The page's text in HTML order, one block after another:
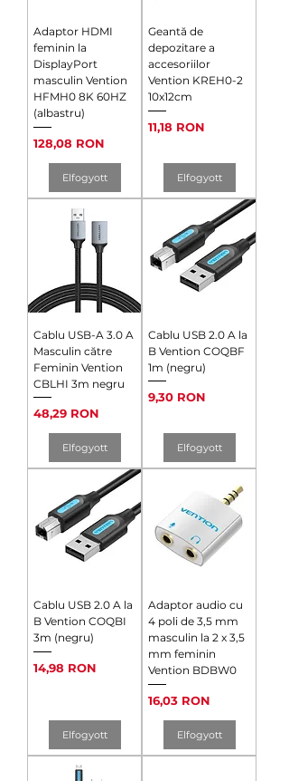
Adaptor HDMI
feminin la
DisplayPort
masculin Vention
HFMH0 8K 60HZ
(albastru)
Ár
128,08 RON
Elfogyott
Geantă de
depozitare a
accesoriilor
Vention KREH0-2
10x12cm
Ár
11,18 RON
Elfogyott
Cablu USB-A 3.0 A
Masculin către
Feminin Vention
CBLHI 3m negru
Ár
48,29 RON
Elfogyott
Cablu USB 2.0 A la
B Vention COQBF
1m (negru)
Ár
9,30 RON
Elfogyott
Cablu USB 2.0 A la
B Vention COQBI
3m (negru)
Ár
14,98 RON
Elfogyott
Adaptor audio cu
4 poli de 3,5 mm
masculin la 2 x 3,5
mm feminin
Vention BDBW0
Ár
16,03 RON
Elfogyott